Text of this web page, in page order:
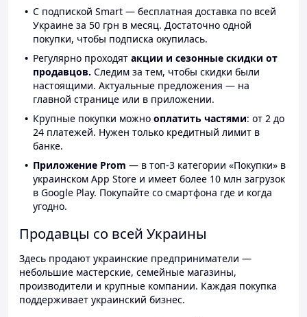
С подпиской Smart — бесплатная доставка по всей
Украине за 50 грн в месяц. Достаточно одной
покупки, чтобы подписка окупилась.
Регулярно проходят акции и сезонные скидки от
продавцов. Следим за тем, чтобы скидки были
настоящими. Актуальные предложения — на
главной странице или в приложении.
Крупные покупки можно оплатить частями: от 2 до
24 платежей. Нужен только кредитный лимит в
банке.
Приложение Prom — в топ-3 категории «Покупки» в
украинском App Store и имеет более 10 млн загрузок
в Google Play. Покупайте со смартфона где и когда
угодно.
Продавцы со всей Украины
Здесь продают украинские предприниматели —
небольшие мастерские, семейные магазины,
производители и крупные компании. Каждая покупка
поддерживает украинский бизнес.